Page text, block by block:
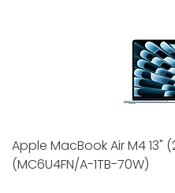
Apple MacBook Air M4 13"
(MC6U4FN/A-1TB-70W)